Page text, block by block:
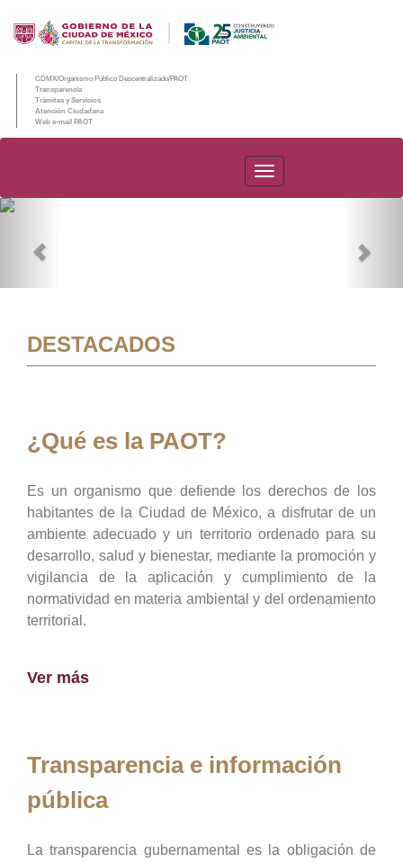
CDMX/Organismo Público Descentralizado/PAOT
Transparencia
Trámites y Servicios
Atención Ciudadana
Web e-mail PAOT
PAOT
DESTACADOS
¿Qué es la PAOT?
Es un organismo que defiende los derechos de los
habitantes de la Ciudad de México, a disfrutar de un
ambiente adecuado y un territorio ordenado para su
desarrollo, salud y bienestar, mediante la promoción y
vigilancia de la aplicación y cumplimiento de la
normatividad en materia ambiental y del ordenamiento
territorial.
Ver más
Transparencia e información
pública
La transparencia gubernamental es la obligación de